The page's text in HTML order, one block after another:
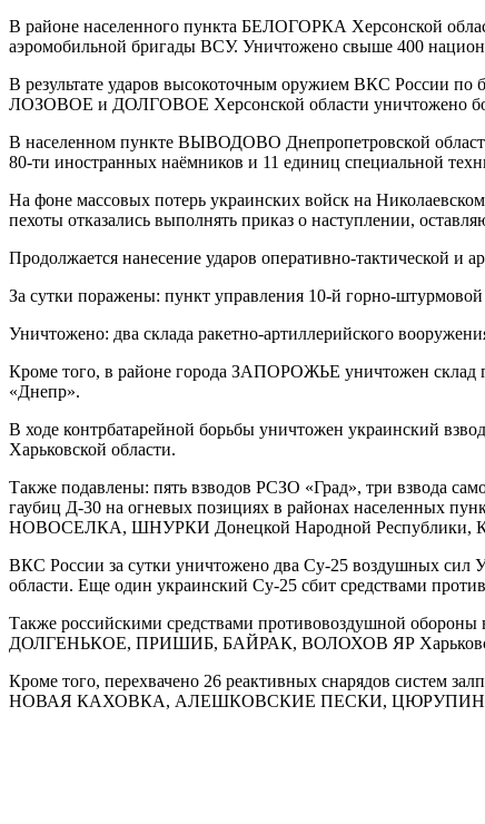
В районе населенного пункта БЕЛОГОРКА Херсонской
аэромобильной бригады ВСУ. Уничтожено свыше 400
В результате ударов высокоточным оружием ВКС России
ЛОЗОВОЕ и ДОЛГОВОЕ Херсонской области уничтожено
В населенном пункте ВЫВОДОВО Днепропетровской
80-ти иностранных наёмников и 11 единиц специальной
На фоне массовых потерь украинских войск на
пехоты отказались выполнять приказ о наступлении,
Продолжается нанесение ударов оперативно-тактической
За сутки поражены: пункт управления 10-й горно-
Уничтожено: два склада ракетно-артиллерийского
Кроме того, в районе города ЗАПОРОЖЬЕ уничтожен склад
«Днепр».
В ходе контрбатарейной борьбы уничтожен украинский
Харьковской области.
Также подавлены: пять взводов РСЗО «Град», три взвода
гаубиц Д-30 на огневых позициях в районах
НОВОСЕЛКА, ШНУРКИ Донецкой Народной Республики,
ВКС России за сутки уничтожено два Су-25 воздушных
области. Еще один украинский Су-25 сбит средствами
Также российскими средствами противовоздушной
ДОЛГЕНЬКОЕ, ПРИШИБ, БАЙРАК, ВОЛОХОВ ЯР
Кроме того, перехвачено 26 реактивных снарядов
НОВАЯ КАХОВКА, АЛЕШКОВСКИЕ ПЕСКИ, ЦЮРУПИНСК